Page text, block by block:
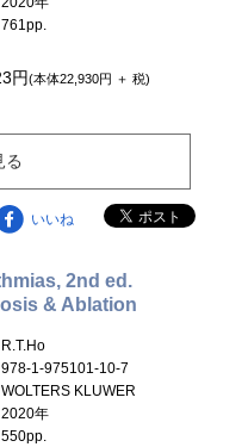
761pp.
円(本体22,930円 ＋ 税)
る
いいね
2nd ed.
& Ablation
R.T.Ho
978-1-975101-10-7
WOLTERS KLUWER
2020年
550pp.